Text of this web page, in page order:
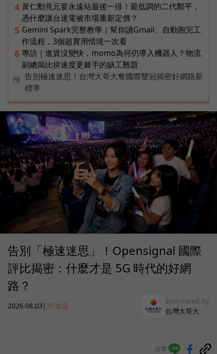
4 黃仁勳兆元宴永遠站最後一排！最低調的二代鄭平，
憑什麼讓台達電被市場重新定價？
5 Gemini Spark完整教學｜幫你讀Gmail、自動跑完工
作流程，3個超實用情境一次看
6 專訪｜進貨沒變快，momo為何仍導入機器人？物流
副總揭比拚速度更棘手的缺工難題
PR
告別極速迷思！台灣大哥大奪國際雙冠揭密好網路新
標準
告別「極速迷思」！Opensignal 國際
評比揭密：什麼才是 5G 時代的好網
路？
2026.08.03 | 3C生活
sponsored by
台灣大哥大
分享